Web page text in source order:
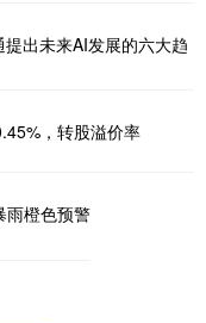
出未来AI发展的六大趋
，转股溢价率
雨橙色预警